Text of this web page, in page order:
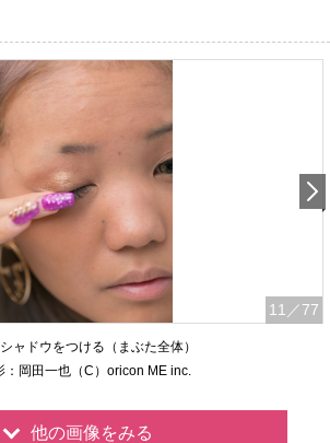
11 ／77
ャドウをつける（まぶた全体）
：岡田一也（C）oricon ME inc.
他の画像をみる